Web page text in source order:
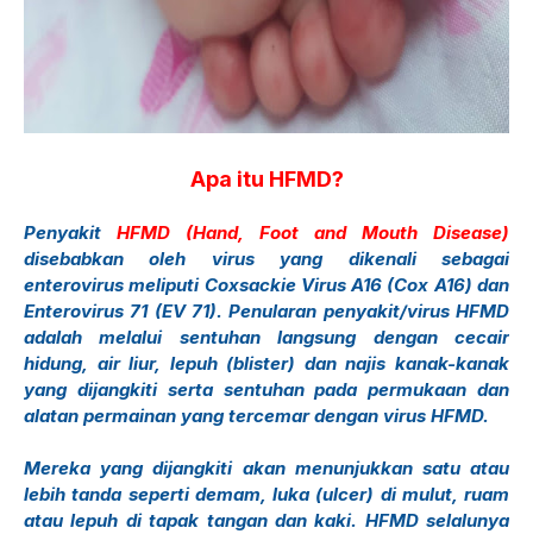
Apa itu HFMD?
Penyakit HFMD (Hand, Foot and Mouth Disease)
disebabkan oleh virus yang dikenali sebagai
enterovirus meliputi Coxsackie Virus A16 (Cox A16) dan
Enterovirus 71 (EV 71). Penularan penyakit/virus HFMD
adalah melalui sentuhan langsung dengan cecair
hidung, air liur, lepuh (blister) dan najis kanak-kanak
yang dijangkiti serta sentuhan pada permukaan dan
alatan permainan yang tercemar dengan virus HFMD.
Mereka yang dijangkiti akan menunjukkan satu atau
lebih tanda seperti demam, luka (ulcer) di mulut, ruam
atau lepuh di tapak tangan dan kaki. HFMD selalunya